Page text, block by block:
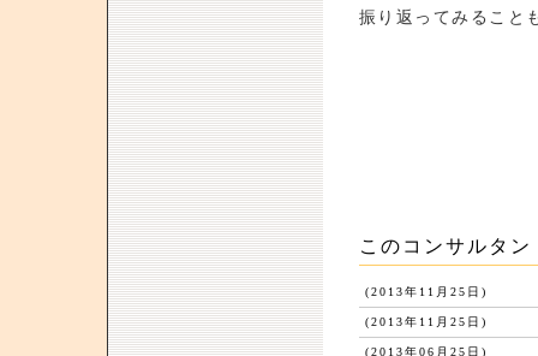
振り返ってみること
このコンサルタ
(2013年11月25日)
(2013年11月25日)
(2013年06月25日)